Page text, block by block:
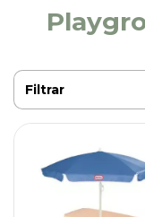
Filtrar